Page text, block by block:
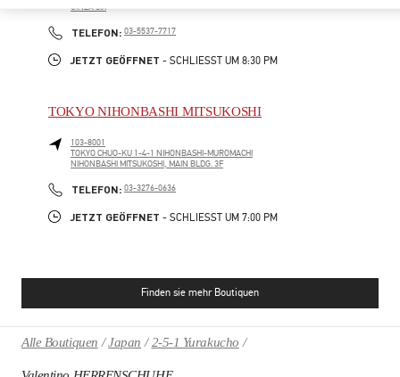
GINZA SIX
TELEFON: PHONE
03-5537-7717
JETZT GEÖFFNET - SCHLIESST UM 8:30 PM
TOKYO NIHONBASHI MITSUKOSHI
103-8001
TOKYOCHUO-KU 1-4-1 NIHONBASHI-MUROMACHI
NIHONBASHI MITSUKOSHI, MAIN BLDG. 3F
TELEFON: PHONE
03-3276-0636
JETZT GEÖFFNET - SCHLIESST UM 7:00 PM
Finden sie mehr Boutiquen
Alle Boutiquen Japan 2-5-1 Yurakucho